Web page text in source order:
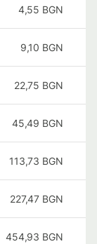
4,55 BGN
9,10 BGN
22,75 BGN
45,49 BGN
113,73 BGN
227,47 BGN
454,93 BGN